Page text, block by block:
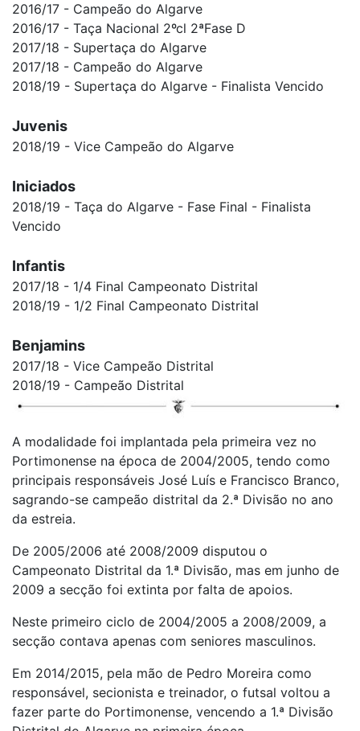
2016/17 - Campeão do Algarve
2016/17 - Taça Nacional 2ºcl 2ªFase D
2017/18 - Supertaça do Algarve
2017/18 - Campeão do Algarve
2018/19 - Supertaça do Algarve - Finalista Vencido
Juvenis
2018/19 - Vice Campeão do Algarve
Iniciados
2018/19 - Taça do Algarve - Fase Final - Finalista
Vencido
Infantis
2017/18 - 1/4 Final Campeonato Distrital
2018/19 - 1/2 Final Campeonato Distrital
Benjamins
2017/18 - Vice Campeão Distrital
2018/19 - Campeão Distrital
A modalidade foi implantada pela primeira vez no
Portimonense na época de 2004/2005, tendo como
principais responsáveis José Luís e Francisco Branco,
sagrando-se campeão distrital da 2.ª Divisão no ano
da estreia.
De 2005/2006 até 2008/2009 disputou o
Campeonato Distrital da 1.ª Divisão, mas em junho de
2009 a secção foi extinta por falta de apoios.
Neste primeiro ciclo de 2004/2005 a 2008/2009, a
secção contava apenas com seniores masculinos.
Em 2014/2015, pela mão de Pedro Moreira como
responsável, secionista e treinador, o futsal voltou a
fazer parte do Portimonense, vencendo a 1.ª Divisão